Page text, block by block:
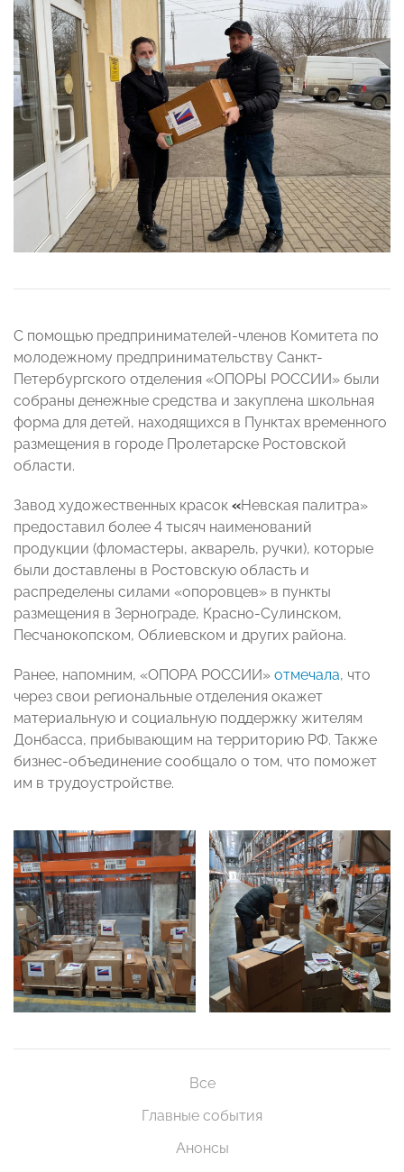
С помощью предпринимателей-членов Комитета по
молодежному предпринимательству Санкт-
Петербургского отделения «ОПОРЫ РОССИИ» были
собраны денежные средства и закуплена школьная
форма для детей, находящихся в Пунктах временного
размещения в городе Пролетарске Ростовской
области.
Завод художественных красок «Невская палитра»
предоставил более 4 тысяч наименований
продукции (фломастеры, акварель, ручки), которые
были доставлены в Ростовскую область и
распределены силами «опоровцев» в пункты
размещения в Зернограде, Красно-Сулинском,
Песчанокопском, Облиевском и других района.
Ранее, напомним, «ОПОРА РОССИИ» отмечала, что
через свои региональные отделения окажет
материальную и социальную поддержку жителям
Донбасса, прибывающим на территорию РФ. Также
бизнес-объединение сообщало о том, что поможет
им в трудоустройстве.
Все
Главные события
Анонсы